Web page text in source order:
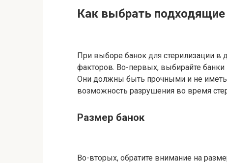
Как выбрать подходящие
При выборе банок для стерилизации в
факторов. Во-первых, выбирайте банки
Они должны быть прочными и не
возможность разрушения во время
Размер банок
Во-вторых, обратите внимание на